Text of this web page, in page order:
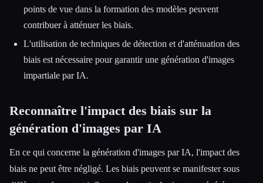
points de vue dans la formation des modèles peuvent
contribuer à atténuer les biais.
L'utilisation de techniques de détection et d'atténuation des
biais est nécessaire pour garantir une génération d'images
impartiale par IA.
Reconnaître l'impact des biais sur la
génération d'images par IA
En ce qui concerne la génération d'images par IA, l'impact des
biais ne peut être négligé. Les biais peuvent se manifester sous